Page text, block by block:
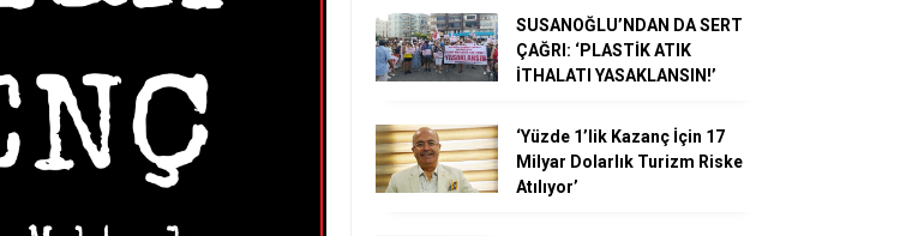
SUSANOĞLU’NDAN DA SERT
ÇAĞRI: ‘PLASTİK ATIK
İTHALATI YASAKLANSIN!’
‘Yüzde 1’lik Kazanç İçin 17
Milyar Dolarlık Turizm Riske
Atılıyor’